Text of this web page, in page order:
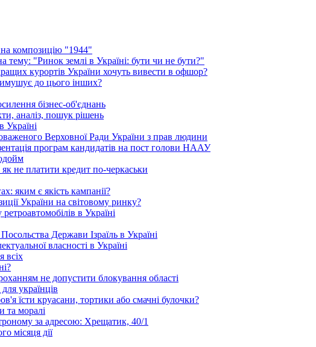
композицію "1944"
"Ринок землі в Україні: бути чи не бути?"
курортів України хочуть вивести в офшор?
до цього інших?
бізнес-об'єднань
аналіз, пошук рішень
Україні
Верховної Ради України з прав людини
програм кандидатів на пост голови НААУ
не платити кредит по-черкаськи
яким є якість кампанії?
України на світовому ринку?
в Україні
Держави Ізраїль в Україні
власності в Україні
всіх
не допустити блокування області
українців
їсти круасани, тортики або смачні булочки?
та моралі
за адресою: Хрещатик, 40/1
місяця дії